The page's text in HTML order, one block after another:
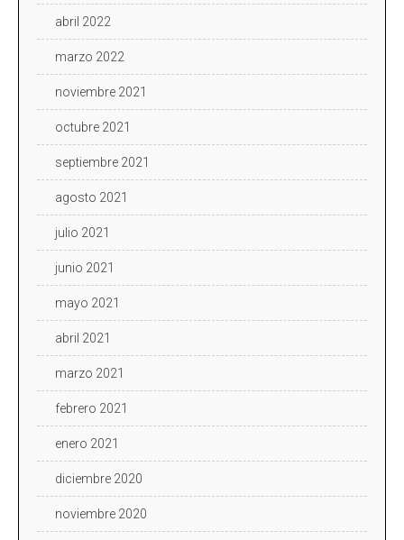
abril 2022
marzo 2022
noviembre 2021
octubre 2021
septiembre 2021
agosto 2021
julio 2021
junio 2021
mayo 2021
abril 2021
marzo 2021
febrero 2021
enero 2021
diciembre 2020
noviembre 2020